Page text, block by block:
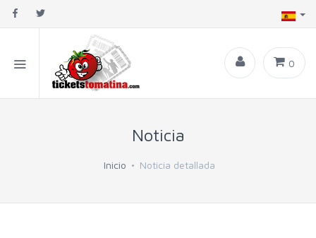
0
Noticia
Inicio Noticia detallada